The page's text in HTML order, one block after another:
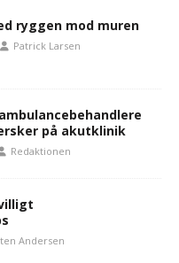
ryggen mod muren
Patrick Larsen
på akutklinik
Redaktionen
Andersen